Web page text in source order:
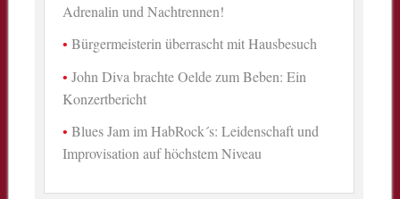
Adrenalin und Nachtrennen!
Bürgermeisterin überrascht mit Hausbesuch
John Diva brachte Oelde zum Beben: Ein
Konzertbericht
Blues Jam im HabRock´s: Leidenschaft und
Improvisation auf höchstem Niveau